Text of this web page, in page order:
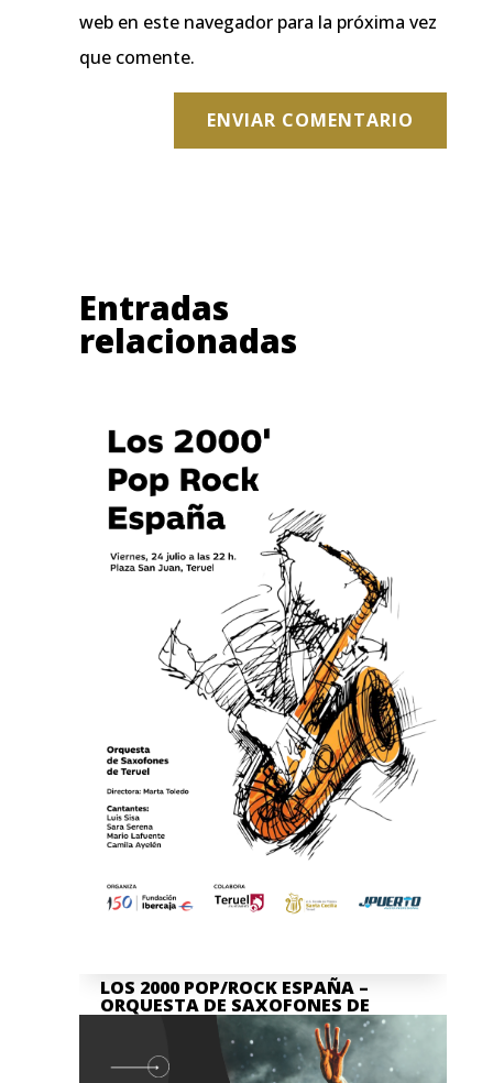
web en este navegador para la próxima vez
que comente.
ENVIAR COMENTARIO
Entradas
relacionadas
LOS 2000 POP/ROCK ESPAÑA –
ORQUESTA DE SAXOFONES DE
TERUEL